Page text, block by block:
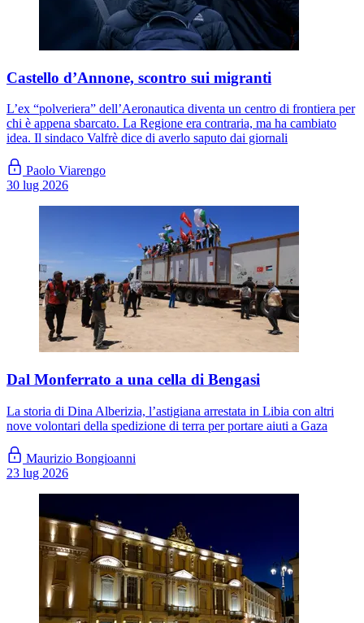
Castello d’Annone, scontro sui migranti
L’ex “polveriera” dell’Aeronautica diventa un centro di frontiera per
chi è appena sbarcato. La Regione era contraria, ma ha cambiato
idea. Il sindaco Valfrè dice di averlo saputo dai giornali
Paolo Viarengo
30 lug 2026
Dal Monferrato a una cella di Bengasi
La storia di Dina Alberizia, l’astigiana arrestata in Libia con altri
nove volontari della spedizione di terra per portare aiuti a Gaza
Maurizio Bongioanni
23 lug 2026